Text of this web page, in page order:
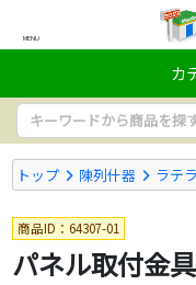
MENU
カ
トップ 陳列什器 ラテ
商品ID：64307-01
パネル取付金